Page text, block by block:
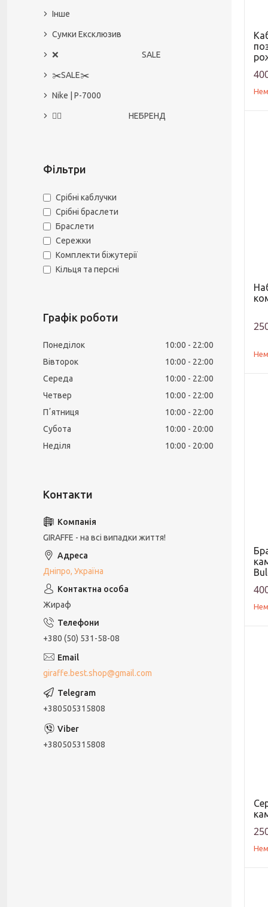
Інше
Сумки Ексклюзив
❌ SALE
✂️SALE✂️
Nike | P-7000
🙅‍♀️ НЕБРЕНД
Фільтри
Срібні каблучки
Срібні браслети
Браслети
Сережки
Комплекти біжутерії
Кільця та ​​персні
Графік роботи
Понеділок 10:00
22:00
Вівторок
10:00
22:00
Середа
10:00
22:00
Четвер
10:00
22:00
Пʼятниця
10:00
22:00
Субота
10:00
20:00
Неділя
10:00 20:00
GIRAFFE - на всі випадки життя!
Дніпро, Україна
Жираф
+380 (50) 531-58-08
giraffe.best.shop@gmail.com
+380505315808
+380505315808